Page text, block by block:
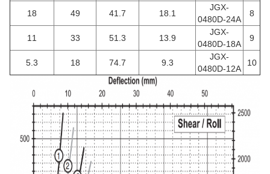
8
JGX-
0480D-24A
18.1
41.7
49
18
9
JGX-
0480D-18A
13.9
51.3
33
11
10
JGX-
0480D-12A
9.3
74.7
18
5.3